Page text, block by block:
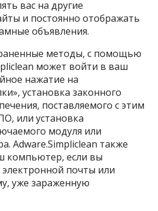
вас на другие
и постоянно отображать
объявления.
методы, с помощью
может войти в ваш
нажатие на
установка законного
поставляемого с этим
или установка
модуля или
Adware.Simpliclean также
компьютер, если вы
почты или
уже зараженную